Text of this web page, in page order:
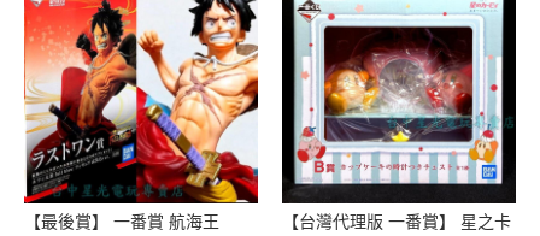
【最後賞】 一番賞 航海王
【台灣代理版 一番賞】 星之卡